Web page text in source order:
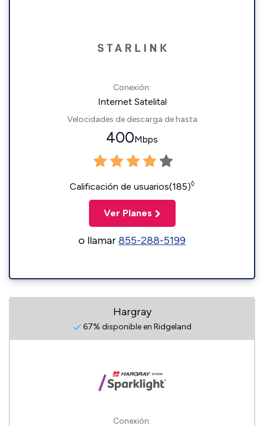
Conexión:
Internet Satelital
Velocidades de descarga de hasta
400Mbps
Calificación de usuarios(185)◊
Ver Planes
o llamar855-288-5199
Hargray
67% disponible en Ridgeland
Conexión: